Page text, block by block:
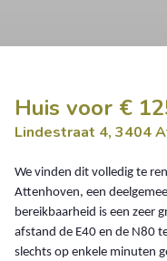
Huis voor €
Lindestraat 4, 3404
We vinden dit volledig te
Attenhoven, een
bereikbaarheid is een zeer
afstand de E40 en de N80
slechts op enkele minuten